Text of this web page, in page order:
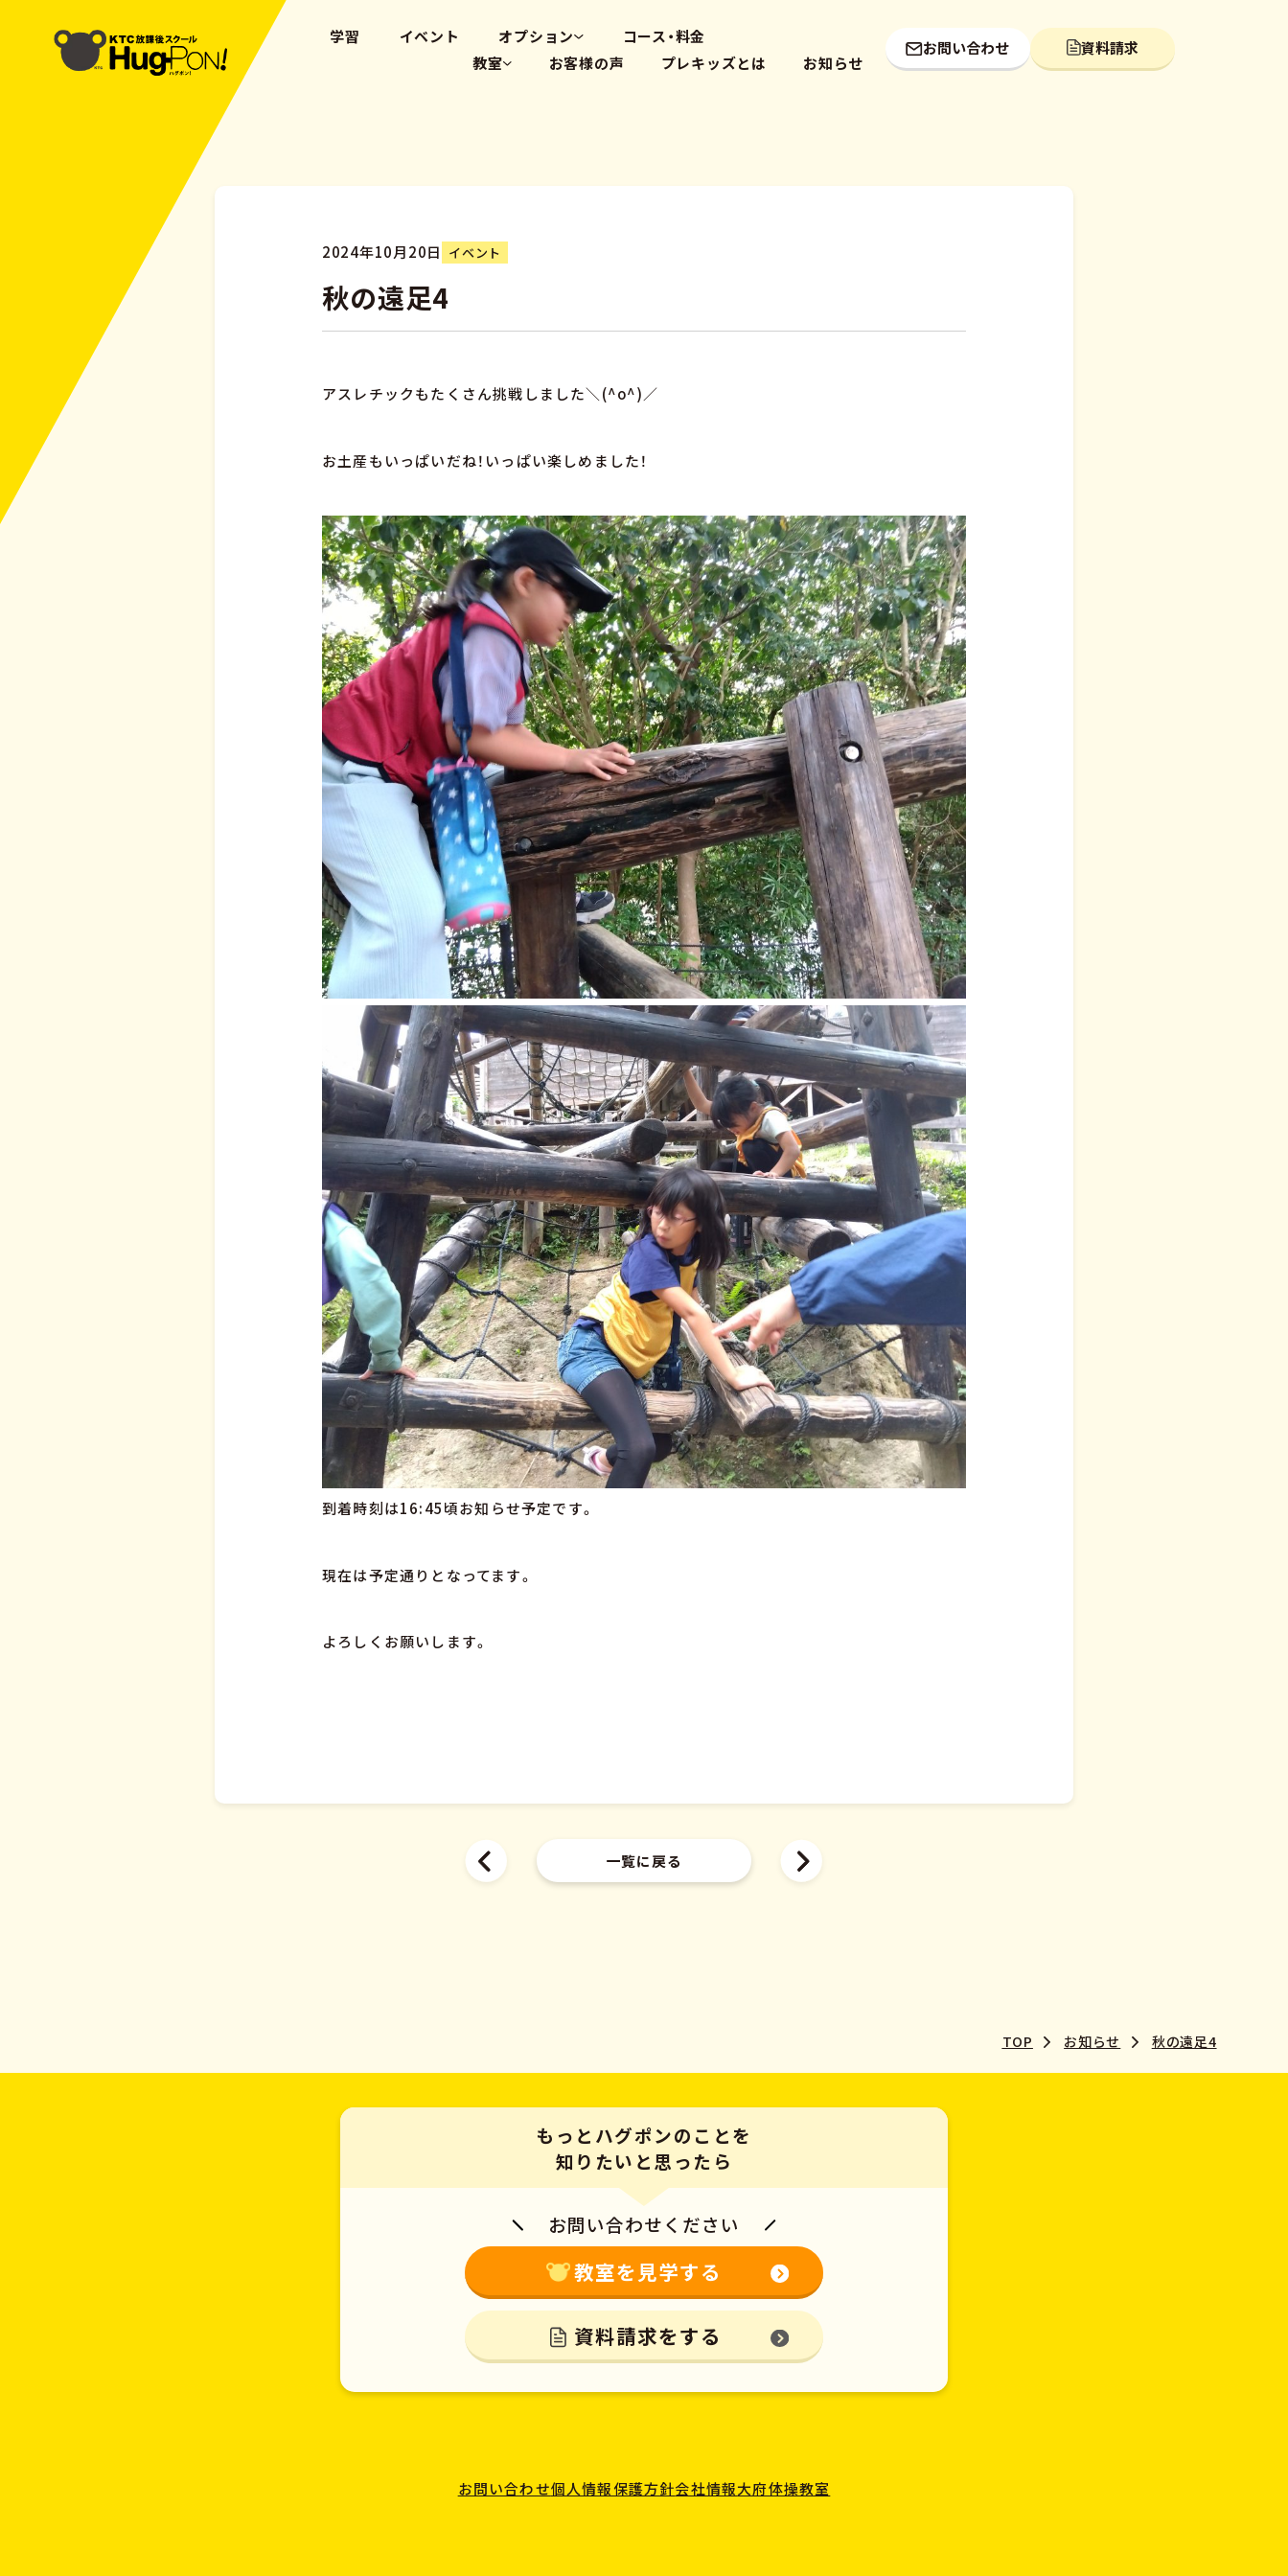
学習 イベント オプション
コース・料金
教室
お客様の声 プレキッズとは お知らせ
お問い合わせ 資料請求
2024年10月20日 イベント
秋の遠足4
アスレチックもたくさん挑戦しました＼(^o^)／
お土産もいっぱいだね！いっぱい楽しめました！
到着時刻は16:45頃お知らせ予定です。
現在は予定通りとなってます。
よろしくお願いします。
一覧に戻る
TOP お知らせ 秋の遠足4
もっとハグポンのことを
知りたいと思ったら
お問い合わせください
教室を見学する
資料請求をする
お問い合わせ個人情報保護方針会社情報大府体操教室